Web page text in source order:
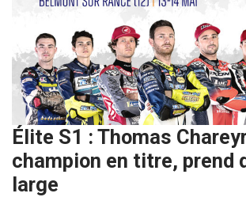
Élite S1 : Thomas
champion en titre, prend
large